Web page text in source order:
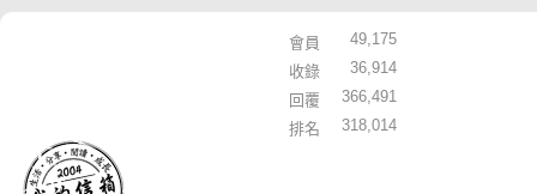
會員
49,175
收錄
36,914
回覆
366,491
排名
318,014